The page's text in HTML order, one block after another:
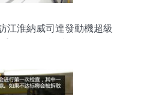
江淮納威司達發動機超級